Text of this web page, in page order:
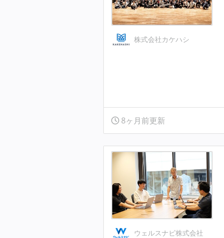
株式会社カケハシ
8ヶ月前更新
ウェルスナビ株式会社